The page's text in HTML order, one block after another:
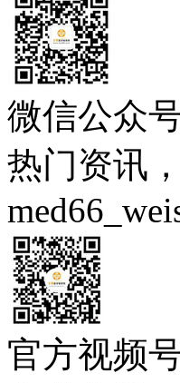
微信公众
热门资讯
官方视频